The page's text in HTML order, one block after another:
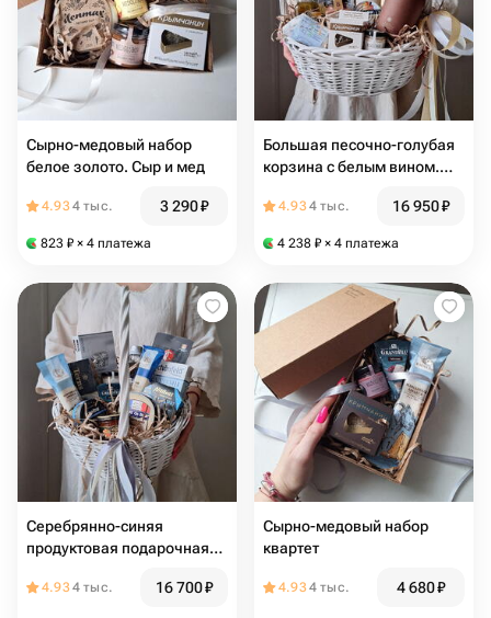
Сырно-медовый набор
белое золото. Сыр и мед
4.934 тыс. 3 290₽
823 ₽ × 4 платежа
Большая песочно-голубая
корзина с белым вином.
чай, паштет, палочки и
4.934 тыс. 16 950₽
4 238 ₽ × 4 платежа
Серебрянно-синяя
продуктовая подарочная
конфеты, икра красная,
4.934 тыс. 16 700₽
Сырно-медовый набор
квартет
4.934 тыс. 4 680₽